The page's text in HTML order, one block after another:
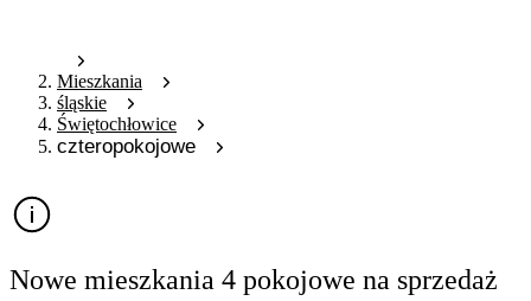
Mieszkania
śląskie
Świętochłowice
czteropokojowe
Nowe mieszkania 4 pokojowe na sprzedaż